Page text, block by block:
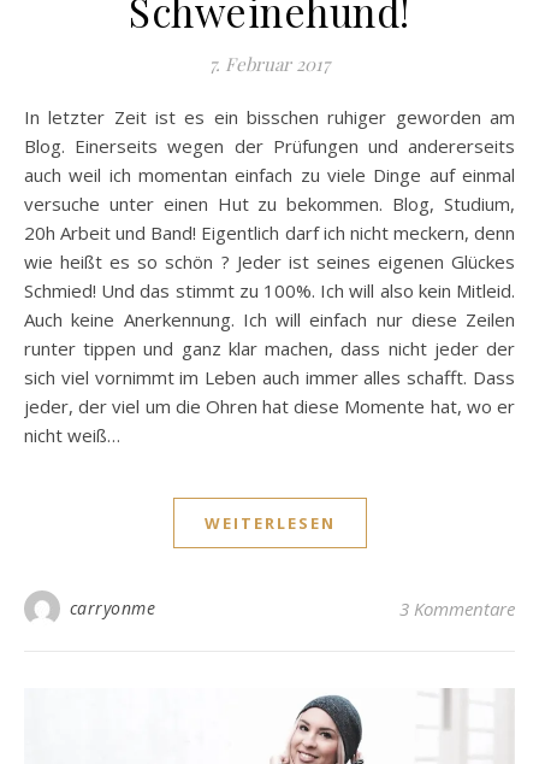
Schweinehund!
7. Februar 2017
In letzter Zeit ist es ein bisschen ruhiger geworden am
Blog. Einerseits wegen der Prüfungen und andererseits
auch weil ich momentan einfach zu viele Dinge auf einmal
versuche unter einen Hut zu bekommen. Blog, Studium,
20h Arbeit und Band! Eigentlich darf ich nicht meckern, denn
wie heißt es so schön ? Jeder ist seines eigenen Glückes
Schmied! Und das stimmt zu 100%. Ich will also kein Mitleid.
Auch keine Anerkennung. Ich will einfach nur diese Zeilen
runter tippen und ganz klar machen, dass nicht jeder der
sich viel vornimmt im Leben auch immer alles schafft. Dass
jeder, der viel um die Ohren hat diese Momente hat, wo er
nicht weiß…
WEITERLESEN
carryonme 3 Kommentare